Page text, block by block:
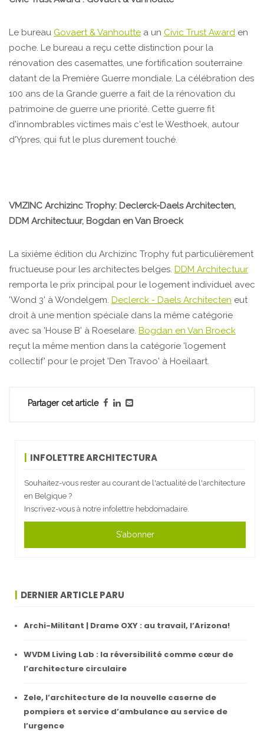
Le bureau Govaert & Vanhoutte a un Civic Trust Award en
poche. Le bureau a reçu cette distinction pour la
rénovation des casemattes, une fortification souterraine
datant de la Première Guerre mondiale. La célébration des
100 ans de la Grande guerre a fait de la rénovation du
patrimoine de guerre une priorité. Cette guerre fit
d'innombrables victimes mais c'est le Westhoek, autour
d'Ypres, qui fut le plus durement touché.
VMZINC Archizinc Trophy: Declerck-Daels Architecten,
DDM Architectuur, Bogdan en Van Broeck
La sixième édition du Archizinc Trophy fut particulièrement
fructueuse pour les architectes belges. DDM Architectuur
remporta le prix principal pour le logement individuel avec
'Wond 3' à Wondelgem. Declerck - Daels Architecten eut
droit à une mention spéciale dans la même catégorie
avec sa 'House B' à Roeselare. Bogdan en Van Broeck
reçut la même mention dans la catégorie 'logement
collectif' pour le projet 'Den Travoo' à Hoeilaart.
Partager cet article
INFOLETTRE ARCHITECTURA
Souhaitez-vous rester au courant de l'actualité de l'architecture
en Belgique ?
Inscrivez-vous à notre infolettre hebdomadaire.
S'abonner
DERNIER ARTICLE PARU
Archi-Militant | Drame OXY : au travail, l’Arizona!
WVDM Living Lab : la réversibilité comme cœur de
l’architecture circulaire
Zele, l’architecture de la nouvelle caserne de
pompiers et service d’ambulance au service de
l’urgence